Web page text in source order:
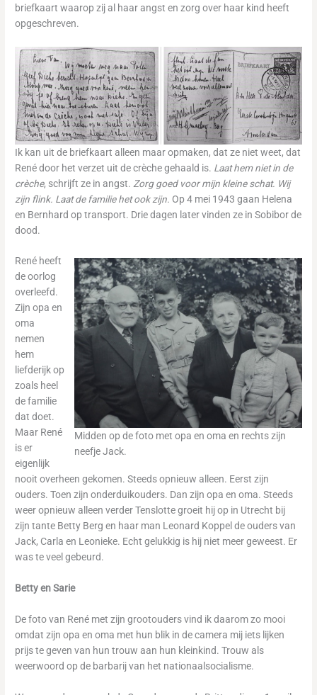
briefkaart waarop zij al haar angst en zorg over haar kind heeft
opgeschreven.
Ik kan uit de briefkaart alleen maar opmaken, dat ze niet weet, dat
René door het verzet uit de crèche gehaald is. Laat hem niet in de
crèche, schrijft ze in angst. Zorg goed voor mijn kleine schat. Wij
zijn flink. Laat de familie het ook zijn. Op 4 mei 1943 gaan Helena
en Bernhard op transport. Drie dagen later vinden ze in Sobibor de
dood.
Midden op de foto met opa en oma en rechts zijn
neefje Jack.
René heeft
de oorlog
overleefd.
Zijn opa en
oma
nemen
hem
liefderijk op
zoals heel
de familie
dat doet.
Maar René
is er
eigenlijk
nooit overheen gekomen. Steeds opnieuw alleen. Eerst zijn
ouders. Toen zijn onderduikouders. Dan zijn opa en oma. Steeds
weer opnieuw alleen verder Tenslotte groeit hij op in Utrecht bij
zijn tante Betty Berg en haar man Leonard Koppel de ouders van
Jack, Carla en Leonieke. Echt gelukkig is hij niet meer geweest. Er
was te veel gebeurd.
Betty en Sarie
De foto van René met zijn grootouders vind ik daarom zo mooi
omdat zijn opa en oma met hun blik in de camera mij iets lijken
prijs te geven van hun trouw aan hun kleinkind. Trouw als
weerwoord op de barbarij van het nationaalsocialisme.